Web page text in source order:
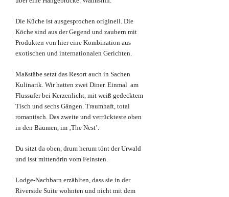
Die Küche ist ausgesprochen originell. Die
Köche sind aus der Gegend und zaubern mit
Produkten von hier eine Kombination aus
exotischen und internationalen Gerichten.
Maßstäbe setzt das Resort auch in Sachen
Kulinarik. Wir hatten zwei Diner. Einmal am
Flussufer bei Kerzenlicht, mit weiß gedecktem
Tisch und sechs Gängen. Traumhaft, total
romantisch. Das zweite und verrückteste oben
in den Bäumen, im ‚The Nest’.
Du sitzt da oben, drum herum tönt der Urwald
und isst mittendrin vom Feinsten.
Lodge-Nachbarn erzählten, dass sie in der
Riverside Suite wohnten und nicht mit dem